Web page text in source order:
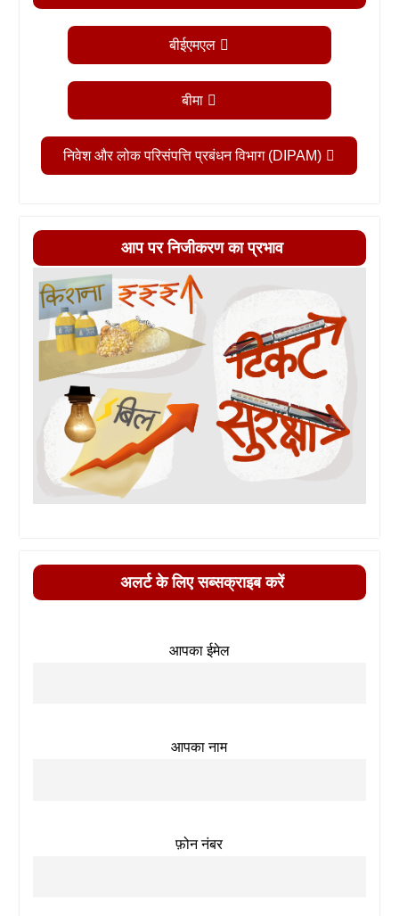
बीईएमएल
बीमा
निवेश और लोक परिसंपत्ति प्रबंधन विभाग (DIPAM)
आप पर निजीकरण का प्रभाव
अलर्ट के लिए सब्सक्राइब करें
आपका ईमेल
आपका नाम
फ़ोन नंबर